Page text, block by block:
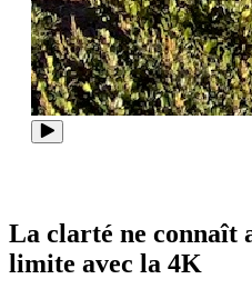
La clarté ne connaît
limite avec la 4K